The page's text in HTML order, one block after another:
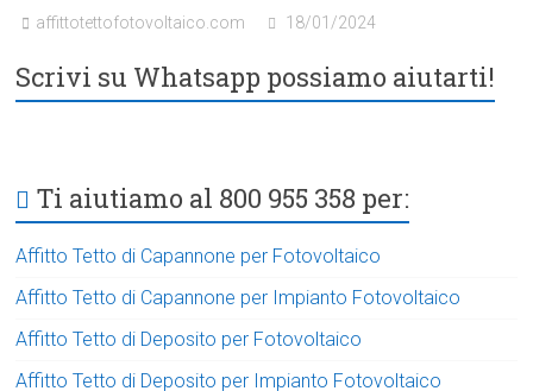
affittotettofotovoltaico.com 18/01/2024
Scrivi su Whatsapp possiamo aiutarti!
Ti aiutiamo al 800 955 358 per:
Affitto Tetto di Capannone per Fotovoltaico
Affitto Tetto di Capannone per Impianto Fotovoltaico
Affitto Tetto di Deposito per Fotovoltaico
Affitto Tetto di Deposito per Impianto Fotovoltaico